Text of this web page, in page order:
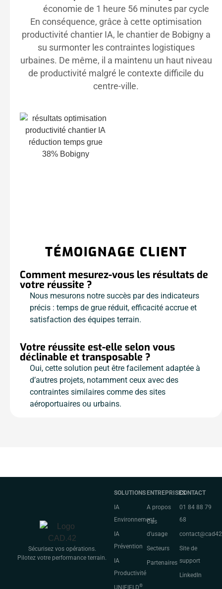
économie de 1 heure 56 minutes par cycle
En conséquence, grâce à cette optimisation
productivité chantier IA, le chantier de Bobigny a
su surmonter les contraintes logistiques
urbaines. De même, il a maintenu un haut niveau
de productivité malgré le contexte difficile du
centre-ville.
TÉMOIGNAGE CLIENT
Comment mesurez-vous les résultats de
votre réussite ?
Nous mesurons notre succès par des indicateurs
précis : temps de grue réduit, efficacité accrue et
satisfaction des équipes terrain.
Votre réussite est-elle selon vous
déclinable et transposable ?
Oui, cette solution peut être facilement adaptée à
d’autres projets, notamment ceux avec des
contraintes similaires comme des sites
aéroportuaires ou urbains.
Sécurisez vos opérations.
Pilotez votre performance terrain.
SOLUTIONS
IA
Environnement
IA
Prévention
IA
Productivité
UNIFIELD®
ENTREPRISES
A propos
Cas
d’usage
Secteurs
Partenaires
CONTACT
01 84 88 79
68
Site de
support
LinkedIn